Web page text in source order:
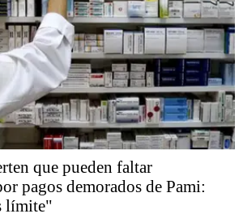
que pueden faltar
pagos demorados de Pami:
límite"